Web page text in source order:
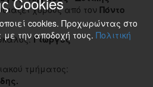
χορούς από τον Πόντο
Γιώργος
τμήματος:
cookies. Προχωρώντας στο
με την αποδοχή τους. Πολιτική